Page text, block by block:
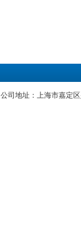
公司地址：上海市嘉定